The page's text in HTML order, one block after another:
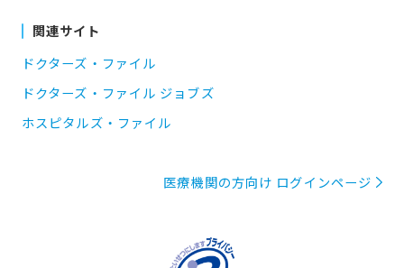
関連サイト
ドクターズ・ファイル
ドクターズ・ファイル ジョブズ
ホスピタルズ・ファイル
医療機関の方向け ログインページ